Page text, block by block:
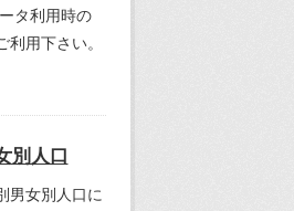
タ利用時の
用下さい。
別人口
男女別人口に